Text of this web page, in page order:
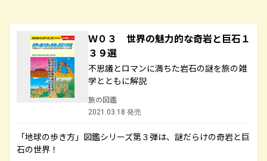
Ｗ０３ 世界の魅力的な奇岩と巨石１
３９選
不思議とロマンに満ちた岩石の謎を旅の雑
学とともに解説
旅の図鑑
2021.03.18 発売
「地球の歩き方」図鑑シリーズ第３弾は、謎だらけの奇岩と巨
石の世界！